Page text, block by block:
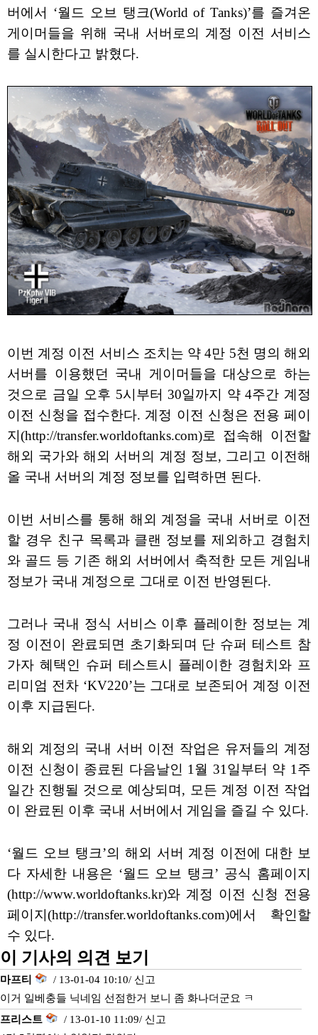
버에서 ‘월드 오브 탱크(World of Tanks)’를 즐겨온
게이머들을 위해 국내 서버로의 계정 이전 서비스
를 실시한다고 밝혔다.
이번 계정 이전 서비스 조치는 약 4만 5천 명의 해외
서버를 이용했던 국내 게이머들을 대상으로 하는
것으로 금일 오후 5시부터 30일까지 약 4주간 계정
이전 신청을 접수한다. 계정 이전 신청은 전용 페이
지(http://transfer.worldoftanks.com)로 접속해 이전할
해외 국가와 해외 서버의 계정 정보, 그리고 이전해
올 국내 서버의 계정 정보를 입력하면 된다.
이번 서비스를 통해 해외 계정을 국내 서버로 이전
할 경우 친구 목록과 클랜 정보를 제외하고 경험치
와 골드 등 기존 해외 서버에서 축적한 모든 게임내
정보가 국내 계정으로 그대로 이전 반영된다.
그러나 국내 정식 서비스 이후 플레이한 정보는 계
정 이전이 완료되면 초기화되며 단 슈퍼 테스트 참
가자 혜택인 슈퍼 테스트시 플레이한 경험치와 프
리미엄 전차 ‘KV220’는 그대로 보존되어 계정 이전
이후 지급된다.
해외 계정의 국내 서버 이전 작업은 유저들의 계정
이전 신청이 종료된 다음날인 1월 31일부터 약 1주
일간 진행될 것으로 예상되며, 모든 계정 이전 작업
이 완료된 이후 국내 서버에서 게임을 즐길 수 있다.
‘월드 오브 탱크’의 해외 서버 계정 이전에 대한 보
다 자세한 내용은 ‘월드 오브 탱크’ 공식 홈페이지
(http://www.worldoftanks.kr)와 계정 이전 신청 전용
페이지(http://transfer.worldoftanks.com)에서 확인할
수 있다.
이 기사의 의견 보기
마프티 / 13-01-04 10:10/ 신고
이거 일베충들 닉네임 선점한거 보니 좀 화나더군요 ㅋ
프리스트
/ 13-01-10 11:09/ 신고